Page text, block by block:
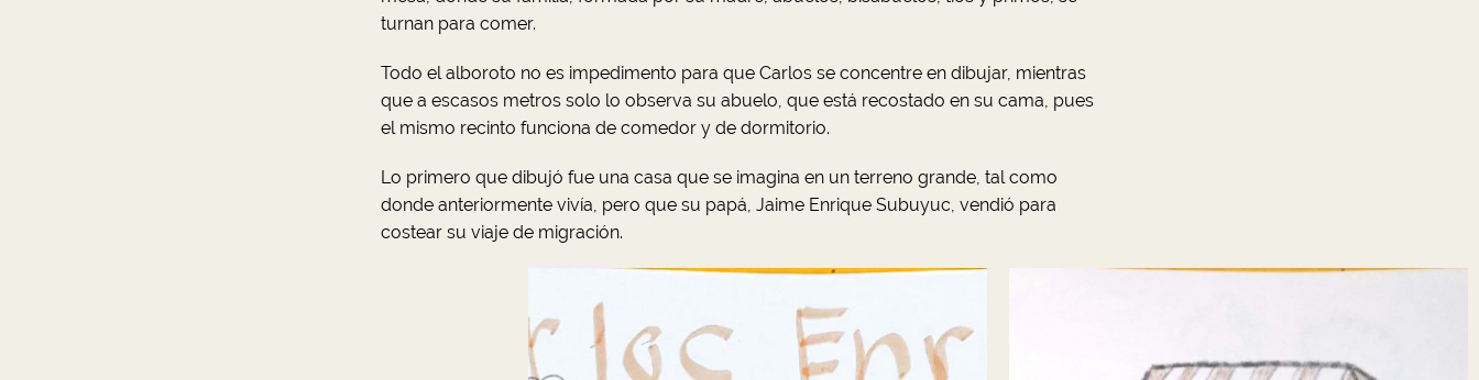
turnan para comer.
Todo el alboroto no es impedimento para que Carlos se concentre en dibujar, mientras
que a escasos metros solo lo observa su abuelo, que está recostado en su cama, pues
el mismo recinto funciona de comedor y de dormitorio.
Lo primero que dibujó fue una casa que se imagina en un terreno grande, tal como
donde anteriormente vivía, pero que su papá, Jaime Enrique Subuyuc, vendió para
costear su viaje de migración.